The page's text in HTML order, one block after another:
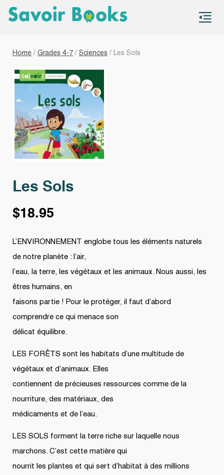
Home / Grades 4-7 / Sciences / Les Sols
Les Sols
$18.95
L’ENVIRONNEMENT englobe tous les éléments naturels
de notre planète : l’air,
l’eau, la terre, les végétaux et les animaux. Nous aussi, les
êtres humains, en
faisons partie ! Pour le protéger, il faut d’abord
comprendre ce qui menace son
délicat équilibre.
LES FORÊTS sont les habitats d’une multitude de
végétaux et d’animaux. Elles
contiennent de précieuses ressources comme de la
nourriture, des matériaux, des
médicaments et de l’eau.
LES SOLS forment la terre riche sur laquelle nous
marchons. C’est cette matière qui
nourrit les plantes et qui sert d’habitat à des millions